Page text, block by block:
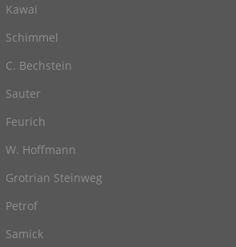
Kawai
Schimmel
C. Bechstein
Sauter
Feurich
W. Hoffmann
Grotrian Steinweg
Petrof
Samick